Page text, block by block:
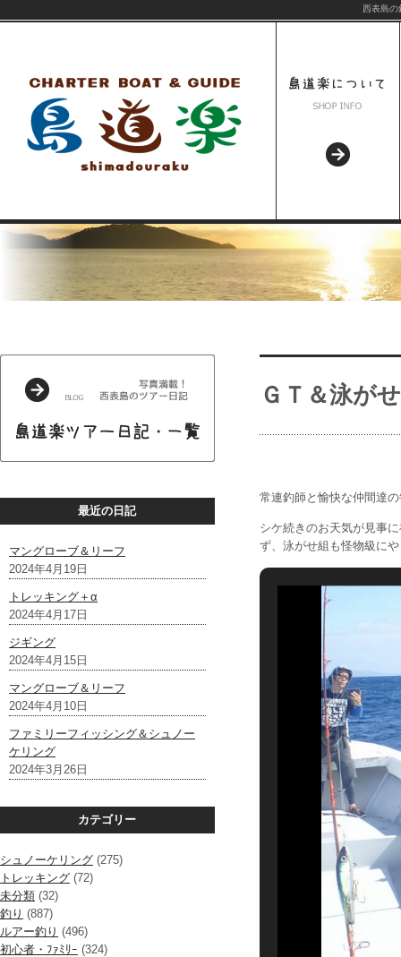
西表島の
最近の日記
マングローブ＆リーフ
2024年4月19日
トレッキング＋α
2024年4月17日
ジギング
2024年4月15日
マングローブ＆リーフ
2024年4月10日
ファミリーフィッシング＆シュノー
ケリング
2024年3月26日
カテゴリー
シュノーケリング (275)
トレッキング (72)
未分類 (32)
釣り (887)
ルアー釣り (496)
初心者・ﾌｧﾐﾘｰ (324)
ＧＴ＆泳が
常連釣師と愉快な仲間達
シケ続きのお天気が見事
ず、泳がせ組も怪物級に